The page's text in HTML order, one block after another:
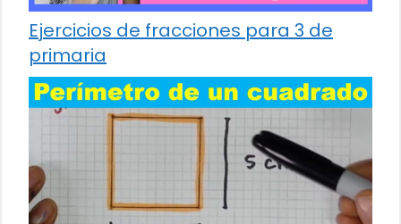
Ejercicios de fracciones para 3 de
primaria